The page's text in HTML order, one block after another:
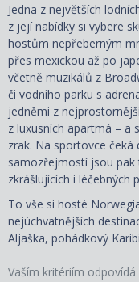
Jedna z největších
z její nabídky si vybere
hostům nepřeberným
přes mexickou až po
včetně muzikálů z
či vodního parku s
jedněmi z
z luxusních apartmá – a
zrak. Na sportovce
samozřejmostí jsou pak
zkrášlujících i léčebných
To vše si hosté
nejúchvatnějších
Aljaška, pohádkový
Vaším kritériím odpovídá